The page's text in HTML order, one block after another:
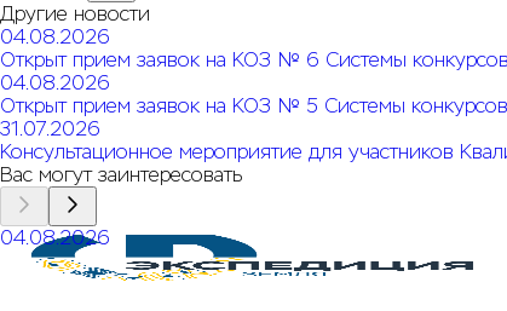
Другие новости
04.08.2026
Открыт прием заявок на КОЗ № 6 Системы
04.08.2026
Открыт прием заявок на КОЗ № 5 Системы
31.07.2026
Консультационное мероприятие для участников
Вас могут заинтересовать
04.08.2026
Открыт прием заявок на КОЗ № 6 Системы конкурсов
"Экспедиция. Земля"